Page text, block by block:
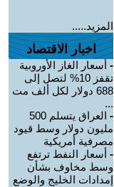
المزيد.....
اخبار الاقتصاد
- أسعار الغاز الأوروبية
تقفز 10% لتصل إلى
688 دولار لكل ألف مت
...
-
العراق يتسلم 500
مليون دولار وسط قيود
مصرفية أمريكية
- أسعار النفط ترتفع
وسط مخاوف بشأن
إمدادات الخليج والوضع